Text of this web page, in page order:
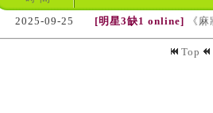
2025-09-25
[明星3缺1 online] 《
Top